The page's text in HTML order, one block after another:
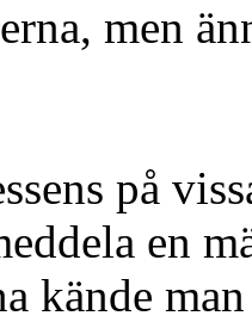
men
på
en
kände